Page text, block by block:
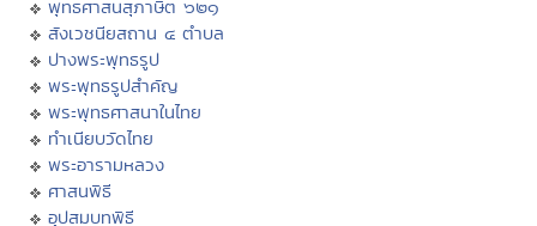
พุทธศาสนสุภาษิต ๖๒๑
สังเวชนียสถาน ๔ ตำบล
ปางพระพุทธรูป
พระพุทธรูปสำคัญ
พระพุทธศาสนาในไทย
ทำเนียบวัดไทย
พระอารามหลวง
ศาสนพิธี
อุปสมบทพิธี